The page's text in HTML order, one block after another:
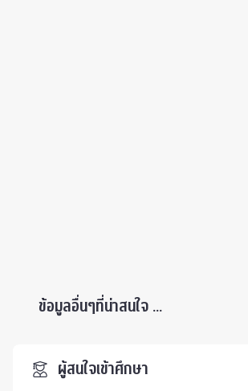
ข้อมูลอื่นๆที่น่าสนใจ ...
ผู้สนใจเข้าศึกษา